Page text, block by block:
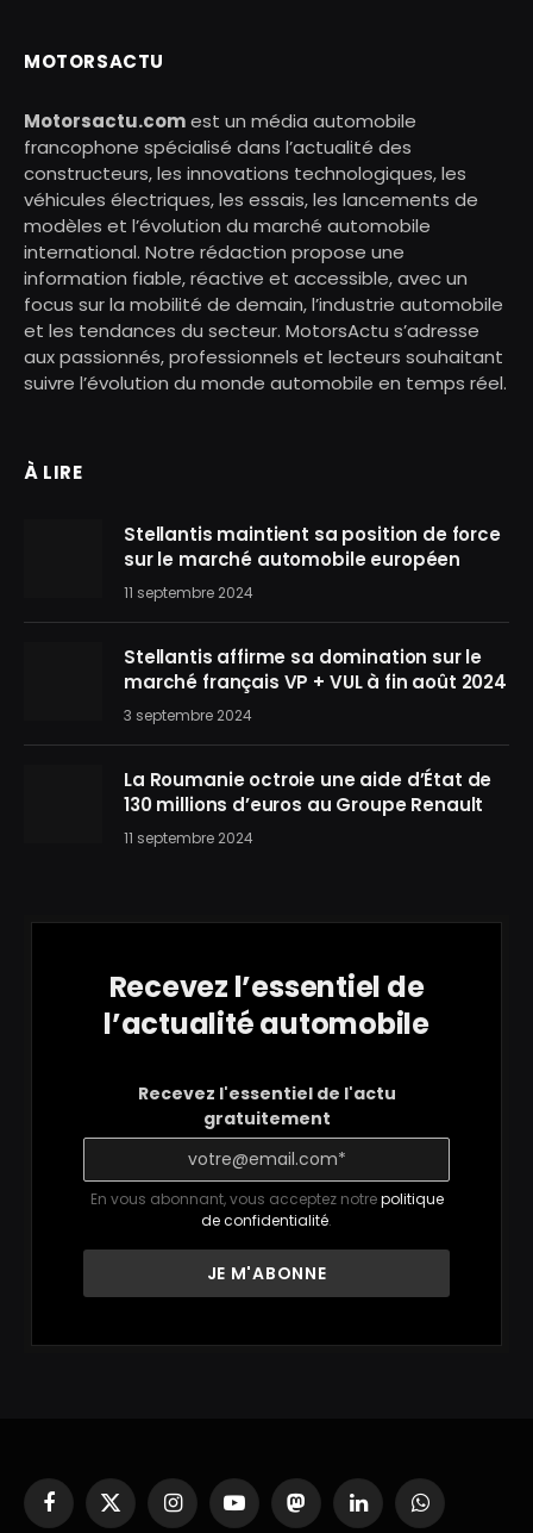
MOTORSACTU
Motorsactu.comest un média automobile
francophone spécialisé dans l’actualité des
constructeurs, les innovations technologiques, les
véhicules électriques, les essais, les lancements de
modèles et l’évolution du marché automobile
international. Notre rédaction propose une
information fiable, réactive et accessible, avec un
focus sur la mobilité de demain, l’industrie automobile
et les tendances du secteur. MotorsActu s’adresse
aux passionnés, professionnels et lecteurs souhaitant
suivre l’évolution du monde automobile en temps réel.
À LIRE
Stellantis maintient sa position de force
sur le marché automobile européen
11 septembre 2024
Stellantis affirme sa domination sur le
marché français VP + VUL à fin août 2024
3 septembre 2024
La Roumanie octroie une aide d’État de
130 millions d’euros au Groupe Renault
11 septembre 2024
Recevez l’essentiel de
l’actualité automobile
Recevez l'essentiel de l'actu
gratuitement
En vous abonnant, vous acceptez notrepolitique
de confidentialité.
Facebook
X
InstagramYouTubeMastodonLinkedInWhatsApp